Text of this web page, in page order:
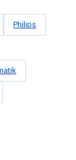
Philips